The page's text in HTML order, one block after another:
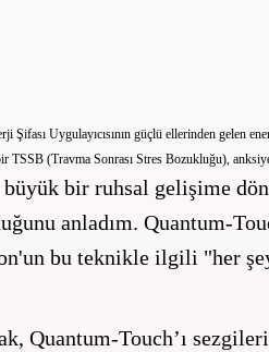
Uygulayıcısının güçlü ellerinden gelen
TSSB (Travma Sonrası Stres Bozukluğu),
bir ruhsal gelişime
anladım. Quantum-
bu teknikle ilgili "her
Quantum-Touch’ı